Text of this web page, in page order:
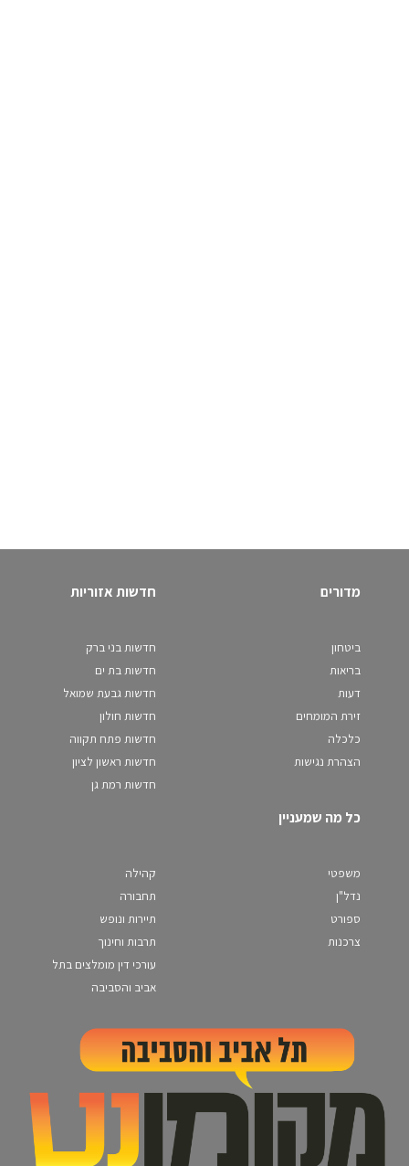
מדורים
ביטחון
בריאות
דעות
זירת המומחים
כלכלה
הצהרת נגישות
חדשות אזוריות
חדשות בני ברק
חדשות בת ים
חדשות גבעת שמואל
חדשות חולון
חדשות פתח תקווה
חדשות ראשון לציון
חדשות רמת גן
כל מה שמעניין
משפטי
נדל"ן
ספורט
צרכנות
קהילה
תחבורה
תיירות ונופש
תרבות וחינוך
עורכי דין מומלצים בתל
אביב והסביבה